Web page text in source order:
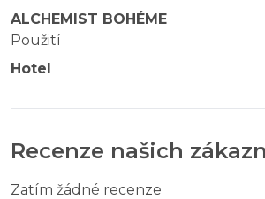
ALCHEMIST BOHÉME
Použití
Hotel
Recenze našich
Zatím žádné recenze